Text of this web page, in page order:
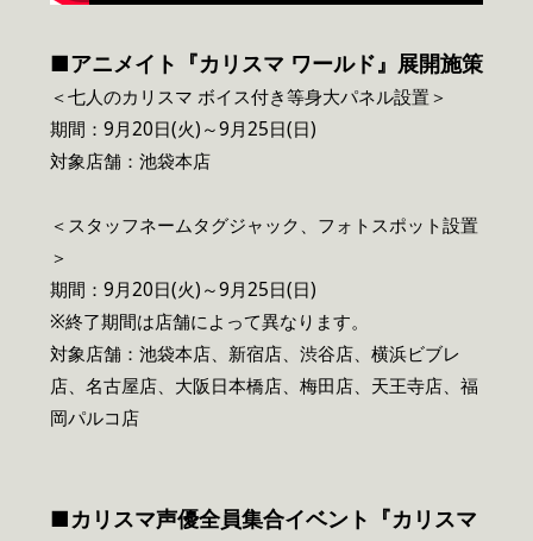
■アニメイト『カリスマ ワールド』展開施策
＜七人のカリスマ ボイス付き等身大パネル設置＞
期間：9月20日(火)～9月25日(日)
対象店舗：池袋本店
＜スタッフネームタグジャック、フォトスポット設置
＞
期間：9月20日(火)～9月25日(日)
※終了期間は店舗によって異なります。
対象店舗：池袋本店、新宿店、渋谷店、横浜ビブレ
店、名古屋店、大阪日本橋店、梅田店、天王寺店、福
岡パルコ店
■カリスマ声優全員集合イベント『カリスマ